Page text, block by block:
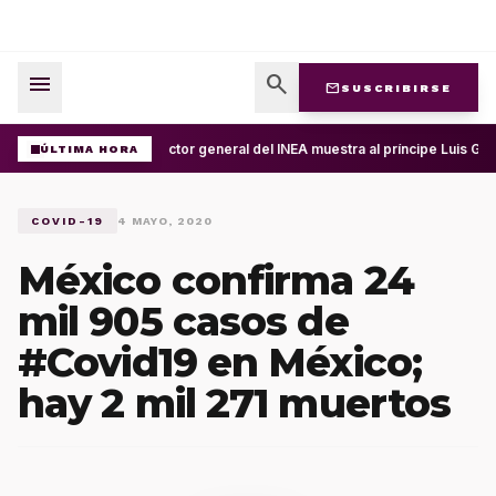
menu search mail SUSCRIBIRSE
ÚLTIMA HORA Director general del INEA muestra al príncipe Luis
COVID-19 4 MAYO, 2020
México confirma 24
mil 905 casos de
#Covid19 en México;
hay 2 mil 271 muertos